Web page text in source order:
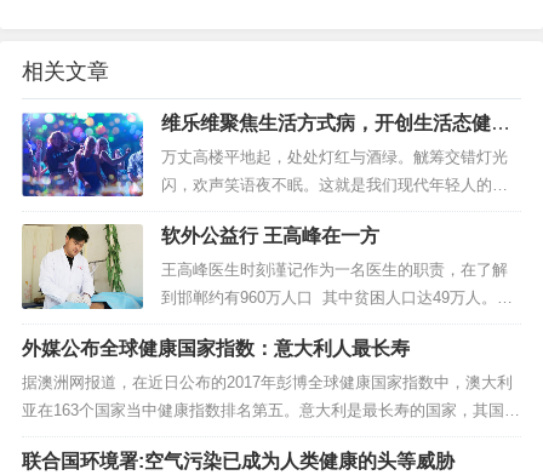
相关文章
维乐维聚焦生活方式病，开创生活态健康
管理方式
万丈高楼平地起，处处灯红与酒绿。觥筹交错灯光
闪，欢声笑语夜不眠。这就是我们现代年轻人的生
活，丰富多彩，却深埋着健康隐患。作息不规律，
饮食不健康，我们的身体发生了一点不悦的改变。
人还年轻，身体加速...
软外公益行 王高峰在一方
王高峰医生时刻谨记作为一名医生的职责，在了解
到邯郸约有960万人口 其中贫困人口达49万人。为
解决贫困患者治疗疼痛问题，减轻贫困家庭的负担
和摆脱疾病的痛苦，王高峰医生201...
外媒公布全球健康国家指数：意大利人最长寿
据澳洲网报道，在近日公布的2017年彭博全球健康国家指数中，澳大利
亚在163个国家当中健康指数排名第五。意大利是最长寿的国家，其国民
预期寿命可超过80岁，而塞拉利昂人的平均寿命最短，当地人平均将...
联合国环境署:空气污染已成为人类健康的头等威胁